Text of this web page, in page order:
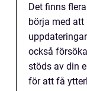
Det finns
börja med
också
stöds av din
för att få